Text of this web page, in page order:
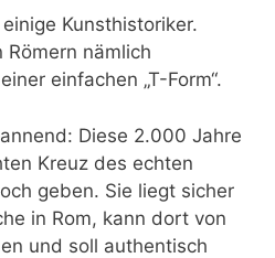
Kunsthistoriker.
nämlich
einfachen „T-Form“.
Diese 2.000 Jahre
Kreuz des echten
geben. Sie liegt sicher
in Rom, kann dort von
und soll authentisch